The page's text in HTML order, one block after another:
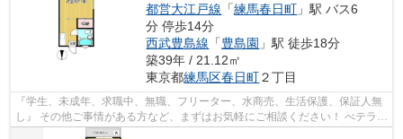
都営大江戸線 「練馬春日町 」駅 バス6
分 停歩14分
西武豊島線 「豊島園 」駅 徒歩18分
築39年 / 21.12㎡
東京都練馬区春日町２丁目
『学生、未成年、求職中、無職、フリーター、水商売、生活保護、保証人無
し』 その他ご事情がある方など、まずはお気軽にご相談ください！ べテラン
スタッフが対応致しますのでご希望...